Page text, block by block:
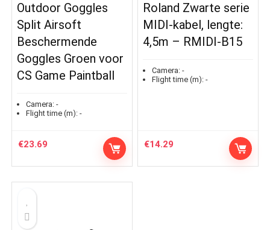
Outdoor Goggles
Split Airsoft
Beschermende
Goggles Groen voor
CS Game Paintball
Camera: -
Flight time (m): -
€23.69
Roland Zwarte serie
MIDI-kabel, lengte:
4,5m – RMIDI-B15
Camera: -
Flight time (m): -
€14.29